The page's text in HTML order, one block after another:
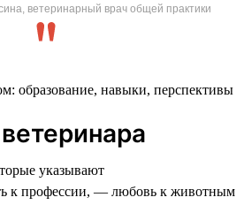
ветеринарный врач общей практики
указывают
к профессии, — любовь к животным